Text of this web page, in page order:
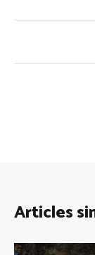
Articles